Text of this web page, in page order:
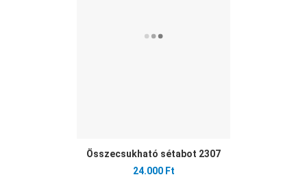
Összecsukható sétabot 2307
24.000 Ft